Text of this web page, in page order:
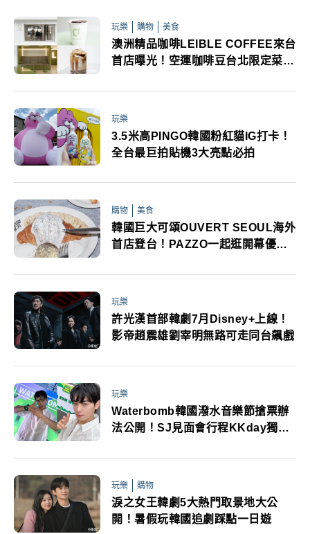
玩樂 購物 美食
澳洲精品咖啡LEIBLE COFFEE來台
首店曝光！空運咖啡豆台北限定菜單
玩樂
3.5米高PINGO韓國粉紅貓IG打卡！
全台最巨拍貼機3大亮點必拍
購物 美食
韓國巨大可頌OUVERT SEOUL海外
首店登台！PAZZO一起逛開幕優惠
玩樂
許光漢首部韓劇7月Disney+上線！
影帝趙震雄劉宰明無路可走同台飆戲
玩樂
Waterbomb韓國潑水音樂節搶票辦
法公開！SJ見面會行程KKday獨家
玩樂 購物
淚之女王韓劇5大熱門取景地大公
開！暑假玩韓國追劇踩點一日遊